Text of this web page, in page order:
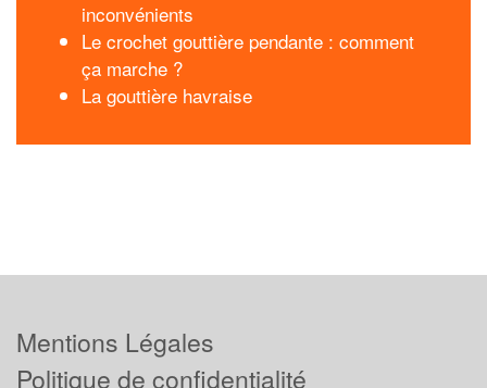
inconvénients
Le crochet gouttière pendante : comment
ça marche ?
La gouttière havraise
Mentions Légales
Politique de confidentialité